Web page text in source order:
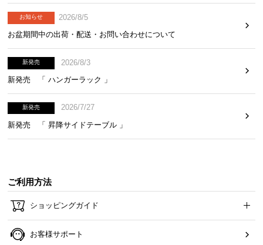
芝丈+3㎜でボリュームもアップ!
葉が抜けにくい、高耐久な2層構造
工芝に仕上げました。
当社プロトタイプ
お知らせ
2026/8/5
お盆期間中の出荷・配送・お問い合わせについて
新発売
2026/8/3
新発売 「 ハンガーラック 」
新発売
2026/7/27
新発売 「 昇降サイドテーブル 」
ご利用方法
ショッピングガイド
お客様サポート